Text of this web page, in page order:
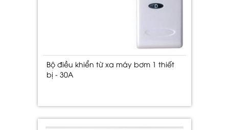
Bộ điều khiển từ xa máy bơm 1 thiết
bị - 30A